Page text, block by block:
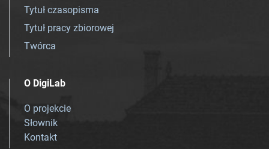
Tytuł czasopisma
Tytuł pracy zbiorowej
Twórca
O DigiLab
O projekcie
Słownik
Kontakt